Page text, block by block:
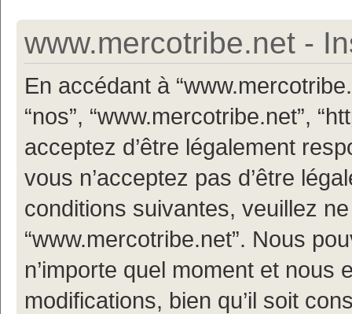
www.mercotribe.net -
En accédant à
“nos”, “www.mercotribe.net”,
acceptez d’être légalement
vous n’acceptez pas d’être
conditions suivantes, veuillez
“www.mercotribe.net”. Nous
n’importe quel moment et
modifications, bien qu’il soit